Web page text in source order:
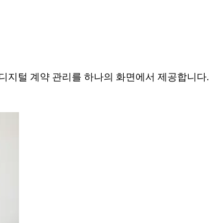
지털 계약 관리를 하나의 화면에서 제공합니다.